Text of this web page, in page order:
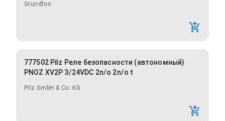
Grundfos
777502 Pilz Реле безопасности (автономный)
PNOZ XV2P 3/24VDC 2n/o 2n/o t
Pilz GmbH & Co. KG